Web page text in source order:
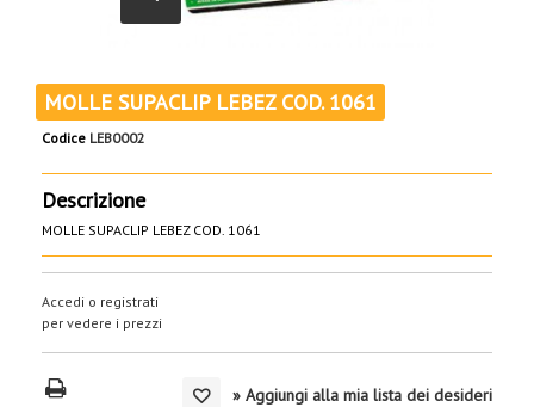
MOLLE SUPACLIP LEBEZ COD. 1061
Codice LEB0002
Descrizione
MOLLE SUPACLIP LEBEZ COD. 1061
Accedi o registrati
per vedere i prezzi
» Aggiungi alla mia lista dei desideri